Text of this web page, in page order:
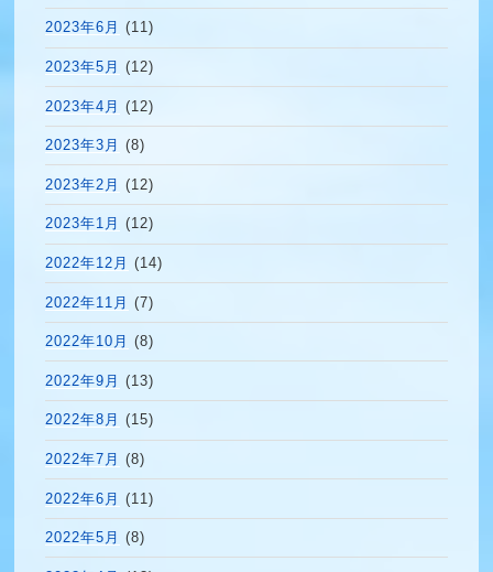
2023年6月 (11)
2023年5月 (12)
2023年4月 (12)
2023年3月 (8)
2023年2月 (12)
2023年1月 (12)
2022年12月 (14)
2022年11月 (7)
2022年10月 (8)
2022年9月 (13)
2022年8月 (15)
2022年7月 (8)
2022年6月 (11)
2022年5月 (8)